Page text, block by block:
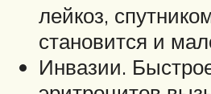
лейкоз,
становится и
Инвазии.